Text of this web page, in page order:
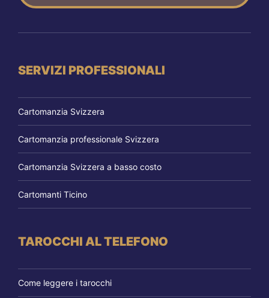
SERVIZI PROFESSIONALI
Cartomanzia Svizzera
Cartomanzia professionale Svizzera
Cartomanzia Svizzera a basso costo
Cartomanti Ticino
TAROCCHI AL TELEFONO
Come leggere i tarocchi